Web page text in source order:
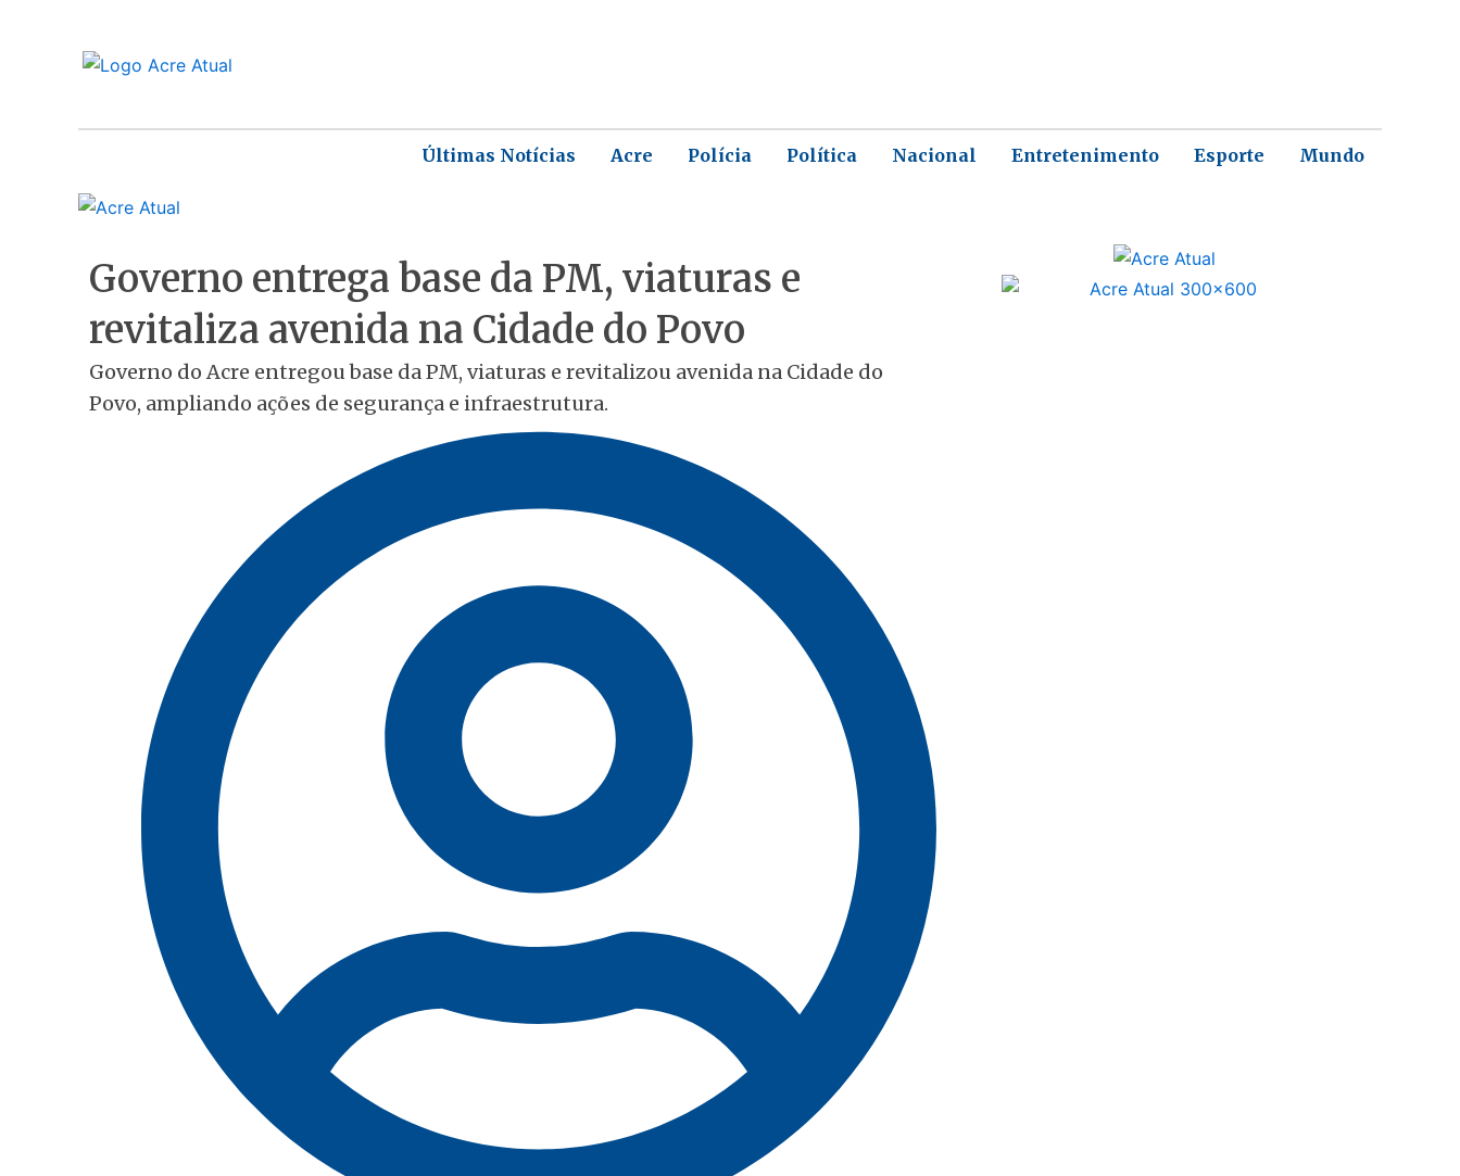
Últimas Notícias Acre Polícia Política Nacional Entretenimento Esporte Mundo
Governo entrega base da PM, viaturas e
revitaliza avenida na Cidade do Povo
Governo do Acre entregou base da PM, viaturas e revitalizou avenida na Cidade do
Povo, ampliando ações de segurança e infraestrutura.